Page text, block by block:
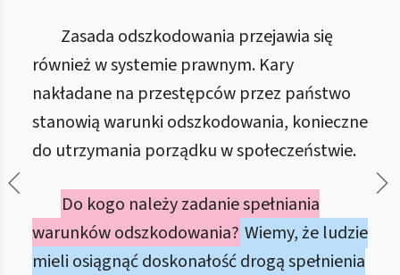
Zasada odszkodowania przejawia się
również w systemie prawnym. Kary
nakładane na przestępców przez państwo
stanowią warunki odszkodowania, konieczne
do utrzymania porządku w społeczeństwie.
Do kogo należy zadanie spełniania
warunków odszkodowania? Wiemy, że ludzie
mieli osiągnąć doskonałość drogą spełnienia